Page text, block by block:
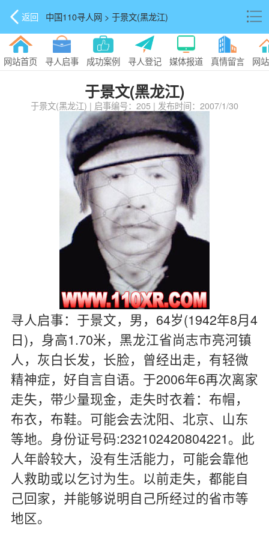
返回 中国110寻人网 > 于景文(黑龙江)
网站首页 寻人启事 成功案例 寻人登记 媒体报道 真情留言 网
于景文(黑龙江)
于景文(黑龙江) | 启事编号：205 | 发布时间：2007/1/30
寻人启事：于景文，男，64岁(1942年8月4
日)，身高1.70米，黑龙江省尚志市亮河镇
人，灰白长发，长脸，曾经出走，有轻微
精神症，好自言自语。于2006年6再次离家
走失，带少量现金，走失时衣着：布帽，
布衣，布鞋。可能会去沈阳、北京、山东
等地。身份证号码:232102420804221。此
人年龄较大，没有生活能力，可能会靠他
人救助或以乞讨为生。以前走失，都能自
己回家，并能够说明自己所经过的省市等
地区。